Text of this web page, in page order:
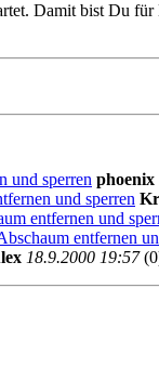
Damit bist Du
und sperren phoenix
und sperren
entfernen und
entfernen
18.9.2000 19:57